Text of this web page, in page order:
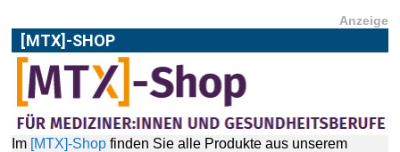
Anzeige
[MTX]-SHOP
Im [MTX]-Shop finden Sie alle Produkte aus unserem